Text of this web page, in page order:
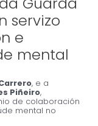
servizo
e
mental
, e a
Piñeiro,
de colaboración
mental no